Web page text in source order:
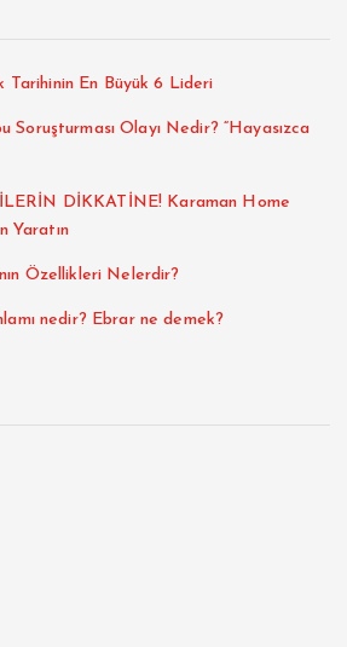
Tarihinin En Büyük 6 Lideri
Soruşturması Olayı Nedir? “Hayasızca
DİKKATİNE! Karaman Home
Yaratın
Özellikleri Nelerdir?
nedir? Ebrar ne demek?